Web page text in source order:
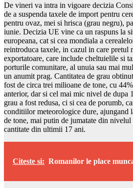
De vineri va intra in vigoare decizia
de a suspenda taxele de import pentru
pentru ovaz, mei si hrisca (grau negru),
iunie. Decizia UE vine ca un raspuns la
europeana, cat si cea mondiala a
reintroduca taxele, in cazul in care pretul
exportatoare, care include cheltuielile si
porturile comunitare, al unuia sau mai
un anumit prag. Cantitatea de grau
fost de circa trei milioane de tone, cu
anterior, dar si cel mai mic nivel de dupa
grau a fost redusa, ci si cea de porumb,
conditiilor meteorologice dure, ajungand
de tone, mai putin de jumatate din nivelul
cantitate din ultimii 17 ani.
Citeste si: Romanilor le place